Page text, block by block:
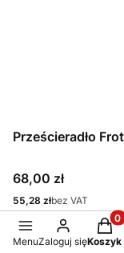
Prześcieradło
Cena
68,00 zł
Cena
55,28 złbez VAT
Do koszyka
MenuZaloguj sięKoszyk